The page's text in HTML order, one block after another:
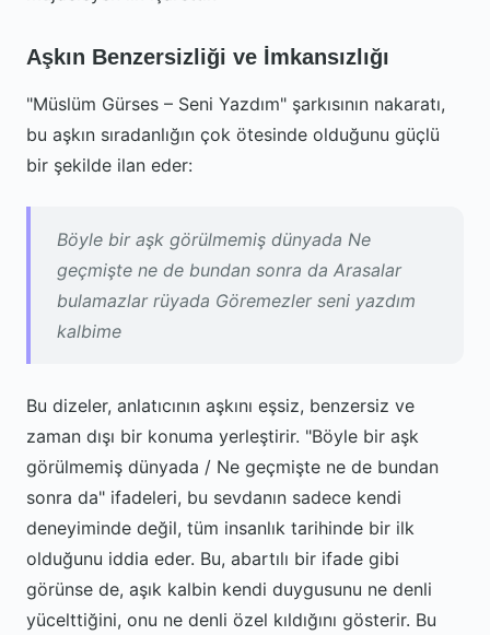
Aşkın Benzersizliği ve İmkansızlığı
"Müslüm Gürses – Seni Yazdım" şarkısının nakaratı,
bu aşkın sıradanlığın çok ötesinde olduğunu güçlü
bir şekilde ilan eder:
Böyle bir aşk görülmemiş dünyada Ne
geçmişte ne de bundan sonra da Arasalar
bulamazlar rüyada Göremezler seni yazdım
kalbime
Bu dizeler, anlatıcının aşkını eşsiz, benzersiz ve
zaman dışı bir konuma yerleştirir. "Böyle bir aşk
görülmemiş dünyada / Ne geçmişte ne de bundan
sonra da" ifadeleri, bu sevdanın sadece kendi
deneyiminde değil, tüm insanlık tarihinde bir ilk
olduğunu iddia eder. Bu, abartılı bir ifade gibi
görünse de, aşık kalbin kendi duygusunu ne denli
yücelttiğini, onu ne denli özel kıldığını gösterir. Bu